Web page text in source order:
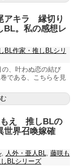
アキラ 縁切り
。私の感想レ
BL作家・推しBLシリ
、叶わぬ恋の結び
である、こちらを見
え 推しBLの
世界召喚嫁確
, 人外・亜人BL
藤咲も
BLシリーズ